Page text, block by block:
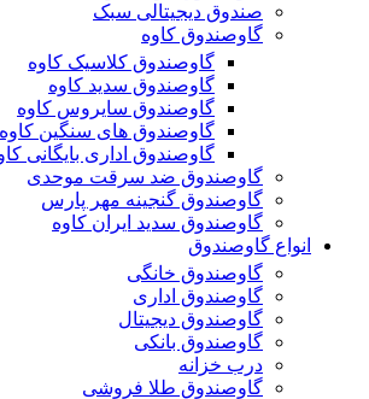
صندوق دیجیتالی سبک
گاوصندوق کاوه
گاوصندوق کلاسیک کاوه
گاوصندوق سدید کاوه
گاوصندوق سایروس کاوه
گاوصندوق های سنگین کاوه
گاوصندوق اداری بایگانی
گاوصندوق ضد سرقت موحدی
گاوصندوق گنجینه مهر پارس
گاوصندوق سدید ایران کاوه
انواع گاوصندوق
گاوصندوق خانگی
گاوصندوق اداری
گاوصندوق دیجیتال
گاوصندوق بانکی
درب خزانه
گاوصندوق طلا فروشی